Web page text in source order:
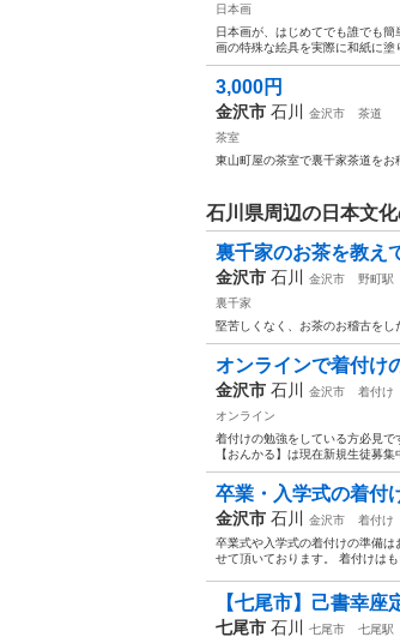
日本画
日本画が、はじめてでも誰でも
画の特殊な絵具を実際に和紙に塗
3,000円
金沢市 石川 金沢市
茶道
茶室
東山町屋の茶室で裏千家茶道をお
石川県周辺の日本文
裏千家のお茶を教え
金沢市 石川 金沢市 野町駅
裏千家
堅苦しくなく、お茶のお稽古を
オンラインで着付け
金沢市 石川 金沢市
着付け
オンライン
着付けの勉強をしている方必見
【おんかる】は現在新規生徒募
卒業・入学式の着付
金沢市 石川 金沢市
着付け
卒業式や入学式の着付けの準備
せて頂いております。 着付けは
【七尾市】己書幸座
七尾市 石川 七尾市 七尾駅